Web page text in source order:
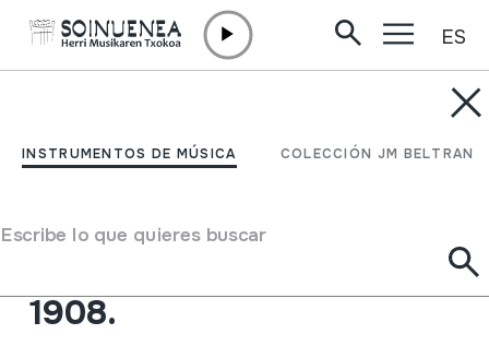
INSTRUMENTOS DE MÚSICA COLECCIÓN JM BELTRAN
Escribe lo que quieres buscar
ES
Al Excmo. Ayuntamiento
Cuaderno
1908.